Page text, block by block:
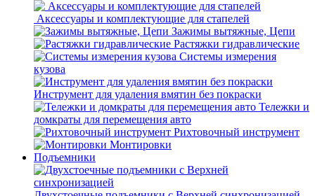
Аксессуары и комплектующие для стапелей
Зажимы вытяжные, Цепи
Растяжки гидравлические
Системы измерения
кузова
Инструмент для удаления вмятин без покраски
Тележки и
домкраты для перемещения авто
Рихтовочный инструмент
Монтировки
Подъемники